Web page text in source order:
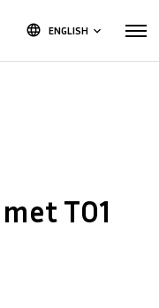
language ENGLISH keyboard_arrow_down
TO1